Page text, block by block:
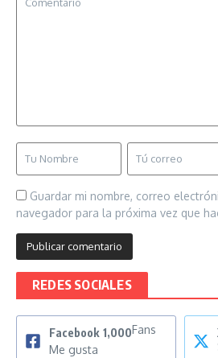
Guardar mi nombre, correo
navegador para la próxima vez que
REDES SOCIALES
Facebook 1,000Fans
Me gusta